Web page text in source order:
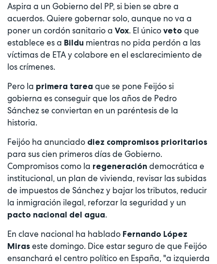
Aspira a un Gobierno del PP, si bien se abre a
acuerdos. Quiere gobernar solo, aunque no va a
poner un cordón sanitario a Vox. El único veto que
establece es a Bildu mientras no pida perdón a las
víctimas de ETA y colabore en el esclarecimiento de
los crímenes.
Pero la primera tarea que se pone Feijóo si
gobierna es conseguir que los años de Pedro
Sánchez se conviertan en un paréntesis de la
historia.
Feijóo ha anunciado diez compromisos prioritarios
para sus cien primeros días de Gobierno.
Compromisos como la regeneración democrática e
institucional, un plan de vivienda, revisar las subidas
de impuestos de Sánchez y bajar los tributos, reducir
la inmigración ilegal, reforzar la seguridad y un
pacto nacional del agua.
En clave nacional ha hablado Fernando López
Miras este domingo. Dice estar seguro de que Feijóo
ensanchará el centro político en España, "a izquierda